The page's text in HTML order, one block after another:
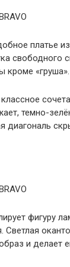
платье
свободного
кроме «груша».
темно-
диагональ
фигуру
Светлая
и делает